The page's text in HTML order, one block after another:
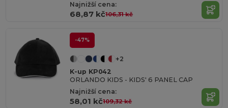
Najnižší cena:
68,87 kč106,31 kč
-47%
+2
K-up KP042
ORLANDO KIDS - KIDS' 6 PANEL CAP
Najnižší cena:
58,01 kč109,32 kč